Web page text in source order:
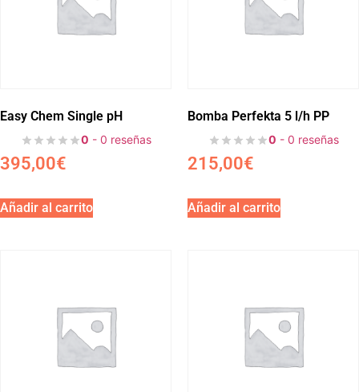
Easy Chem Single pH
0 - 0 reseñas
395,00€
Añadir al carrito
Bomba Perfekta 5 l/h PP
0 - 0 reseñas
215,00€
Añadir al carrito